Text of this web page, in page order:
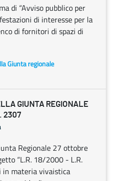
di “Avviso pubblico per
di interesse per la
di fornitori di spazi di
Giunta regionale
GIUNTA REGIONALE
2307
Regionale 27 ottobre
“L.R. 18/2000 - L.R.
materia vivaistica